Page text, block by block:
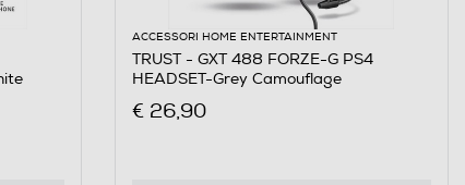
ACCESSORI HOME ENTERTAINMENT
TRUST - GXT 488 FORZE-G PS4
HEADSET-Grey Camouflage
€ 26,90